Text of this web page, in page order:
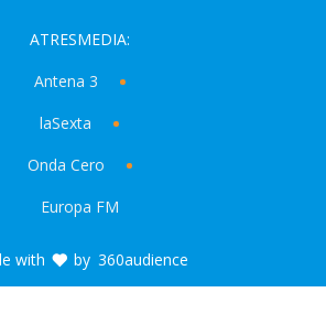
ATRESMEDIA:
Antena 3
laSexta
Onda Cero
Europa FM
with by 360audience